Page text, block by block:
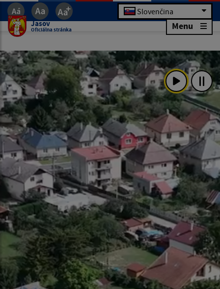
Slovenčina
Jasov
Oficiálna stránka Menu